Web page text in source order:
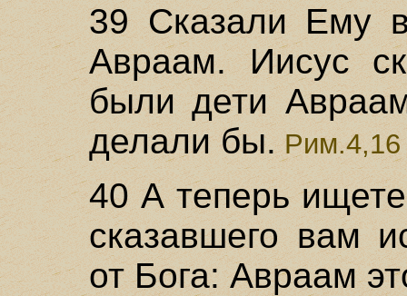
39 Сказали Ему
Авраам. Иисус
были дети
делали бы.Рим.4,16
40 А теперь
сказавшего вам
от Бога: Авраам